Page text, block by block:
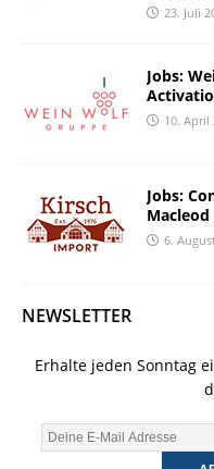
23. Juli
Jobs:
10. April
Jobs:
6.
NEWSLETTER
Erhalte jeden Sonntag